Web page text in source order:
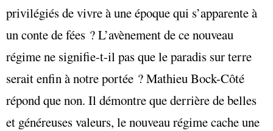
privilégiés de vivre à une époque qui s’apparente à
un conte de fées ? L’avènement de ce nouveau
régime ne signifie-t-il pas que le paradis sur terre
serait enfin à notre portée ? Mathieu Bock-Côté
répond que non. Il démontre que derrière de belles
et généreuses valeurs, le nouveau régime cache une